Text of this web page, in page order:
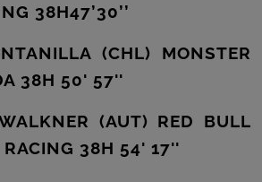
38H47’30’’
(CHL) MONSTER
38H 50' 57''
(AUT) RED BULL
RACING 38H 54' 17''